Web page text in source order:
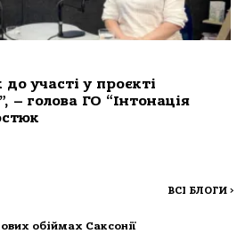
участі у проєкті
– голова ГО “Інтонація
ВСІ БЛОГИ >
обіймах Саксонії